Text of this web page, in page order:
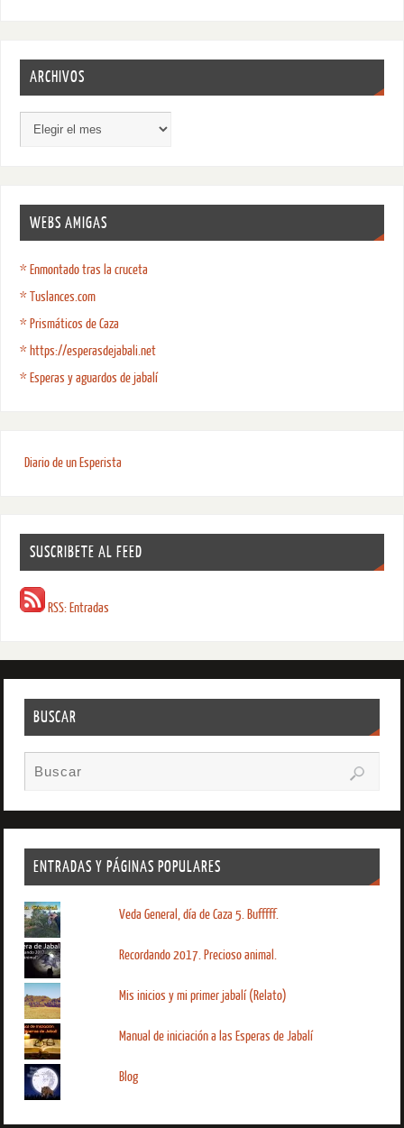
ARCHIVOS
WEBS AMIGAS
* Enmontado tras la cruceta
* Tuslances.com
* Prismáticos de Caza
* https://esperasdejabali.net
* Esperas y aguardos de jabalí
Diario de un Esperista
SUSCRIBETE AL FEED
RSS: Entradas
BUSCAR
ENTRADAS Y PÁGINAS POPULARES
Veda General, día de Caza 5. Bufffff.
Recordando 2017. Precioso animal.
Mis inicios y mi primer jabalí (Relato)
Manual de iniciación a las Esperas de Jabalí
Blog